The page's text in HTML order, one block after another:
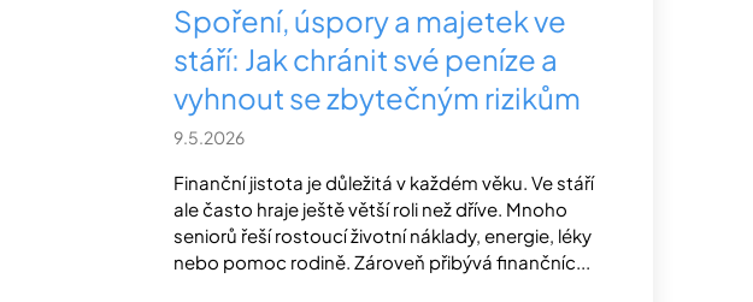
Spoření, úspory a majetek ve
stáří: Jak chránit své peníze a
vyhnout se zbytečným rizikům
9.5.2026
Finanční jistota je důležitá v každém věku. Ve stáří
ale často hraje ještě větší roli než dříve. Mnoho
seniorů řeší rostoucí životní náklady, energie, léky
nebo pomoc rodině. Zároveň přibývá finančníc...